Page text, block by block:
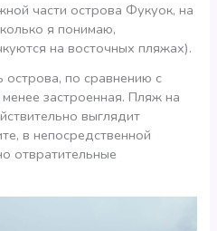
части острова Фукуок, на
я понимаю,
на восточных пляжах).
острова, по сравнению с
застроенная. Пляж на
выглядит
в непосредственной
отвратительные